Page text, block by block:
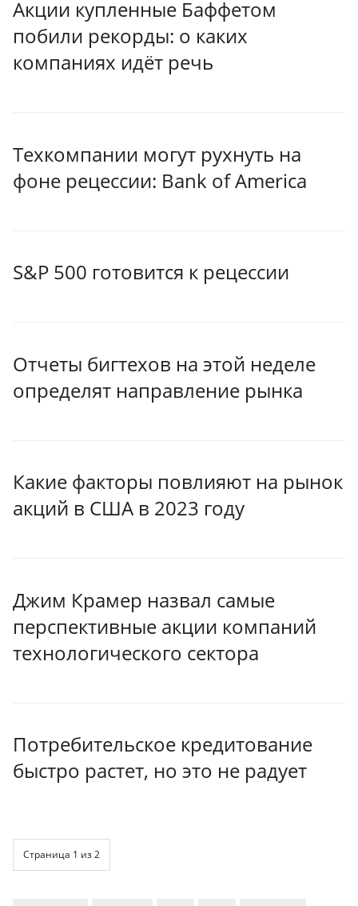
Акции купленные Баффетом
побили рекорды: о каких
компаниях идёт речь
Техкомпании могут рухнуть на
фоне рецессии: Bank of America
S&P 500 готовится к рецессии
Отчеты бигтехов на этой неделе
определят направление рынка
Какие факторы повлияют на рынок
акций в США в 2023 году
Джим Крамер назвал самые
перспективные акции компаний
технологического сектора
Потребительское кредитование
быстро растет, но это не радует
Страница 1 из 2